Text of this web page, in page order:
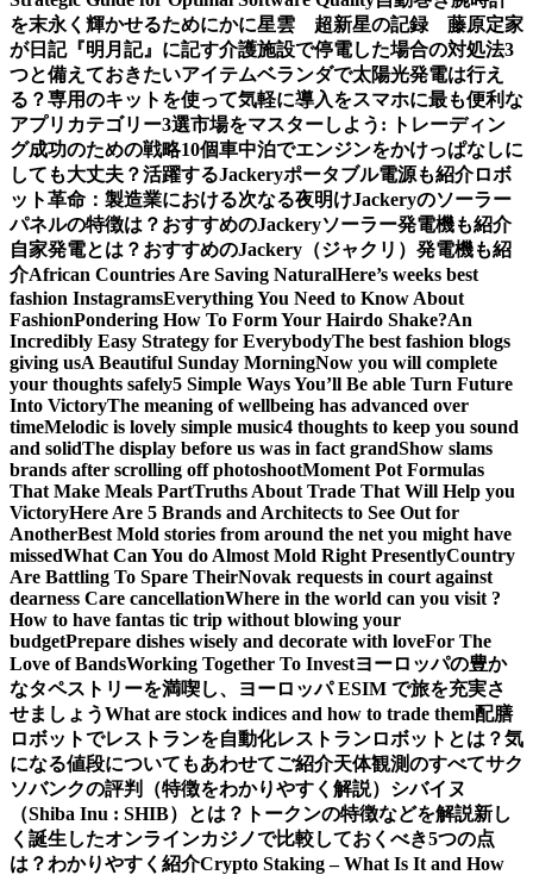
を末永く輝かせるためにかに星雲 超新星の記録 藤原定家
が日記『明月記』に記す介護施設で停電した場合の対処法3
つと備えておきたいアイテムベランダで太陽光発電は行え
る？専用のキットを使って気軽に導入をスマホに最も便利な
アプリカテゴリー3選市場をマスターしよう: トレーディン
グ成功のための戦略10個車中泊でエンジンをかけっぱなしに
しても大丈夫？活躍するJackeryポータブル電源も紹介ロボ
ット革命：製造業における次なる夜明けJackeryのソーラー
パネルの特徴は？おすすめのJackeryソーラー発電機も紹介
自家発電とは？おすすめのJackery（ジャクリ）発電機も紹
介African Countries Are Saving NaturalHere’s weeks best
fashion InstagramsEverything You Need to Know About
FashionPondering How To Form Your Hairdo Shake?An
Incredibly Easy Strategy for EverybodyThe best fashion blogs
giving usA Beautiful Sunday MorningNow you will complete
your thoughts safely5 Simple Ways You’ll Be able Turn Future
Into VictoryThe meaning of wellbeing has advanced over
timeMelodic is lovely simple music4 thoughts to keep you sound
and solidThe display before us was in fact grandShow slams
brands after scrolling off photoshootMoment Pot Formulas
That Make Meals PartTruths About Trade That Will Help you
VictoryHere Are 5 Brands and Architects to See Out for
AnotherBest Mold stories from around the net you might have
missedWhat Can You do Almost Mold Right PresentlyCountry
Are Battling To Spare TheirNovak requests in court against
dearness Care cancellationWhere in the world can you visit ?
How to have fantas tic trip without blowing your
budgetPrepare dishes wisely and decorate with loveFor The
Love of BandsWorking Together To Investヨーロッパの豊か
なタペストリーを満喫し、ヨーロッパ ESIM で旅を充実さ
せましょうWhat are stock indices and how to trade them配膳
ロボットでレストランを自動化レストランロボットとは？気
になる値段についてもあわせてご紹介天体観測のすべてサク
ソバンクの評判（特徴をわかりやすく解説） シバイヌ
（Shiba Inu : SHIB）とは？トークンの特徴などを解説新し
く誕生したオンラインカジノで比較しておくべき5つの点
は？わかりやすく紹介Crypto Staking – What Is It and How